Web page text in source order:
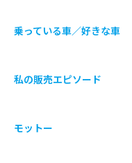
乗っている車／好きな車
私の販売エピソード
モットー